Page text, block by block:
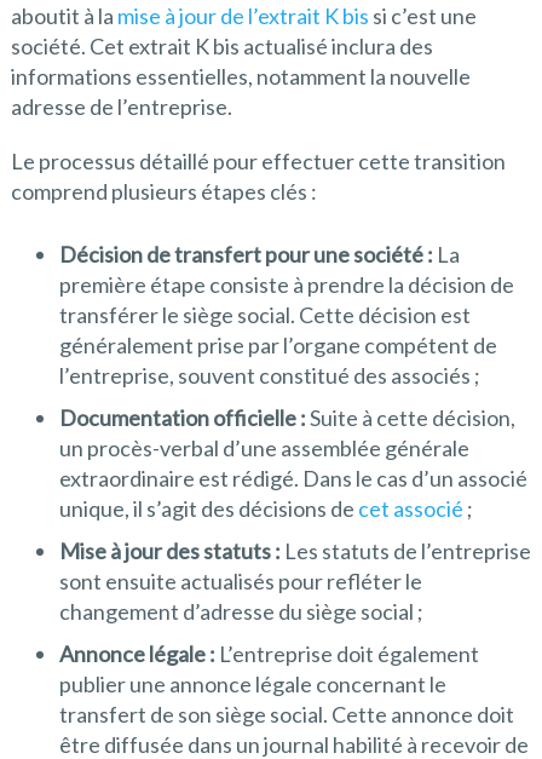
aboutit à la mise à jour de l’extrait K bis si c’est une
société. Cet extrait K bis actualisé inclura des
informations essentielles, notamment la nouvelle
adresse de l’entreprise.
Le processus détaillé pour effectuer cette transition
comprend plusieurs étapes clés :
Décision de transfert pour une société : La
première étape consiste à prendre la décision de
transférer le siège social. Cette décision est
généralement prise par l’organe compétent de
l’entreprise, souvent constitué des associés ;
Documentation officielle :Suite à cette décision,
un procès-verbal d’une assemblée générale
extraordinaire est rédigé. Dans le cas d’un associé
unique, il s’agit des décisions de cet associé ;
Mise à jour des statuts : Les statuts de l’entreprise
sont ensuite actualisés pour refléter le
changement d’adresse du siège social ;
Annonce légale : L’entreprise doit également
publier une annonce légale concernant le
transfert de son siège social. Cette annonce doit
être diffusée dans un journal habilité à recevoir de